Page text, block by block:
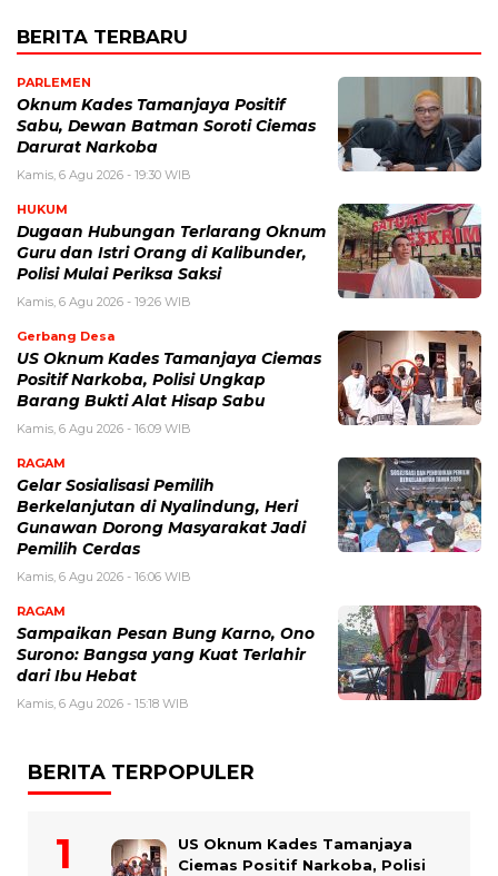
BERITA TERBARU
PARLEMEN
Oknum Kades Tamanjaya Positif
Sabu, Dewan Batman Soroti Ciemas
Darurat Narkoba
Kamis, 6 Agu 2026 - 19:30 WIB
HUKUM
Dugaan Hubungan Terlarang Oknum
Guru dan Istri Orang di Kalibunder,
Polisi Mulai Periksa Saksi
Kamis, 6 Agu 2026 - 19:26 WIB
Gerbang Desa
US Oknum Kades Tamanjaya Ciemas
Positif Narkoba, Polisi Ungkap
Barang Bukti Alat Hisap Sabu
Kamis, 6 Agu 2026 - 16:09 WIB
RAGAM
Gelar Sosialisasi Pemilih
Berkelanjutan di Nyalindung, Heri
Gunawan Dorong Masyarakat Jadi
Pemilih Cerdas
Kamis, 6 Agu 2026 - 16:06 WIB
RAGAM
Sampaikan Pesan Bung Karno, Ono
Surono: Bangsa yang Kuat Terlahir
dari Ibu Hebat
Kamis, 6 Agu 2026 - 15:18 WIB
BERITA TERPOPULER
US Oknum Kades Tamanjaya
Ciemas Positif Narkoba, Polisi